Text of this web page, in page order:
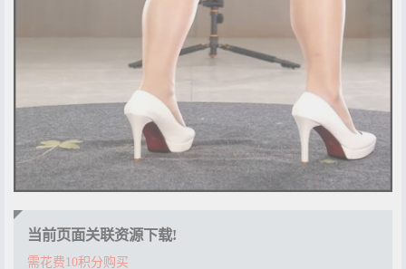
当前页面关联资源下载!
需花费10积分购买